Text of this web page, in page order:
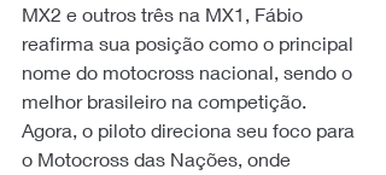
MX2 e outros três na MX1, Fábio
reafirma sua posição como o principal
nome do motocross nacional, sendo o
melhor brasileiro na competição.
Agora, o piloto direciona seu foco para
o Motocross das Nações, onde